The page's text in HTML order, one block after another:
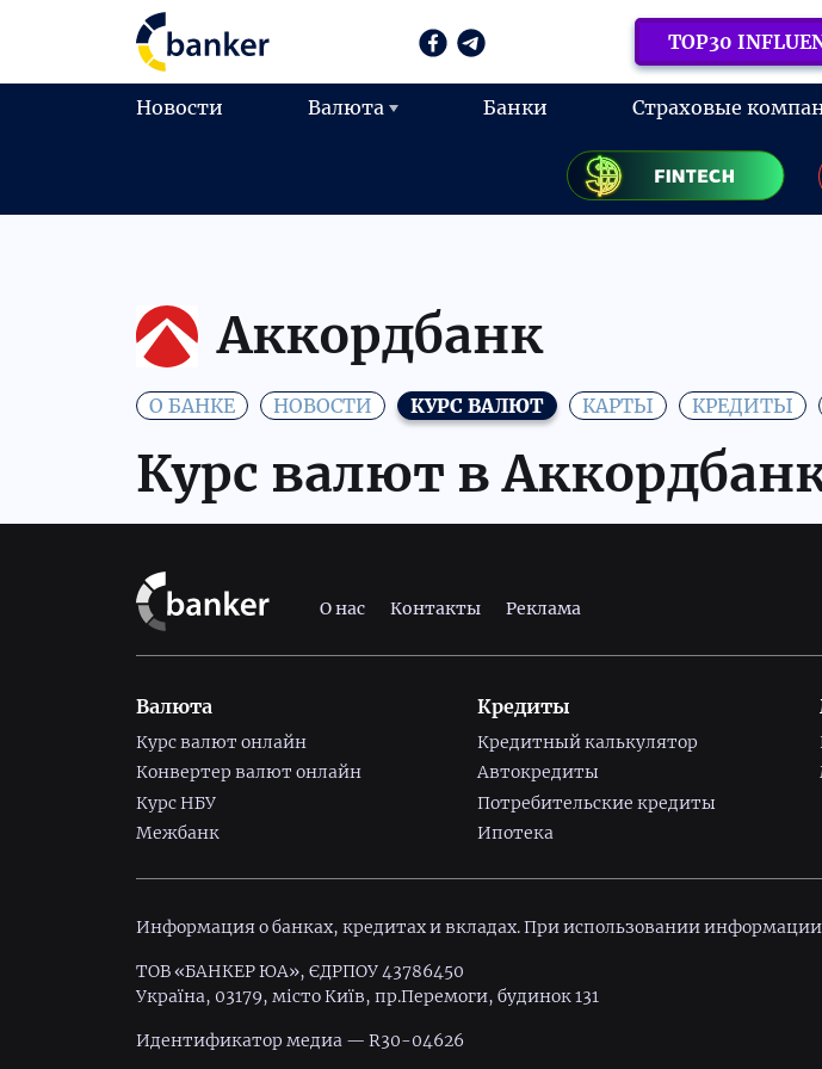
TOP30
Новости Валюта Банки Страховые
Аккордбанк
О БАНКЕ НОВОСТИ КУРС ВАЛЮТ КАРТЫ КРЕДИТЫ
Курс валют в
О нас Контакты Реклама
Валюта
Курс валют онлайн
Конвертер валют онлайн
Курс НБУ
Межбанк
Кредиты
Кредитный калькулятор
Автокредиты
Потребительские кредиты
Ипотека
Информация о банках, кредитах и вкладах. При использовании
ТОВ «БАНКЕР ЮА», ЄДРПОУ 43786450
Україна, 03179, місто Київ, пр.Перемоги, будинок 131
Идентификатор медиа — R30-04626